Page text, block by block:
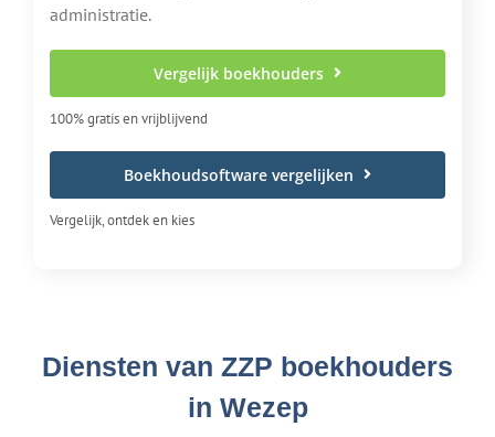
administratie.
Vergelijk boekhouders
100% gratis en vrijblijvend
Boekhoudsoftware vergelijken
Vergelijk, ontdek en kies
Diensten van ZZP boekhouders
in Wezep